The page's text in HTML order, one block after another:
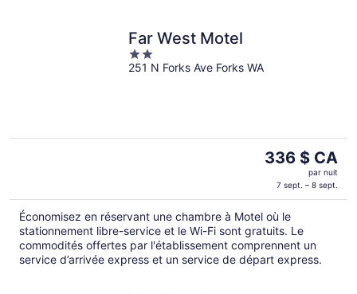
Far West Motel
2
out
251 N Forks Ave Forks WA
Le
est
de 336 $ CA
par
nuit
336 $ CA
par nuit
7 sept. – 8 sept.
Économisez en réservant une chambre à Motel où le
stationnement libre-service et le Wi-Fi sont gratuits. Le
commodités offertes par l'établissement comprennent un
service d’arrivée express et un service de départ express.